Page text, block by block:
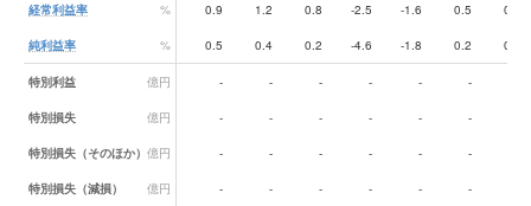
経常利益率 % 0.9 1.2 0.8 -2.5 -1.6 0.5 0.4
純利益率 % 0.5 0.4 0.2 -4.6 -1.8 0.2 0.1
特別利益 億円 - - - - - -
特別損失 億円 - - - - - -
特別損失（そのほか） 億円 - - - - - -
特別損失（減損） 億円 - - - - - -